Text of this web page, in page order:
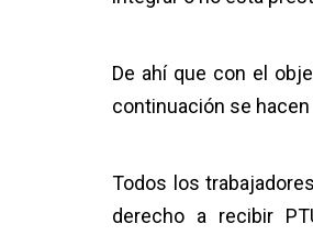
De ahí que con el
continuación se
Todos los
derecho a recibir